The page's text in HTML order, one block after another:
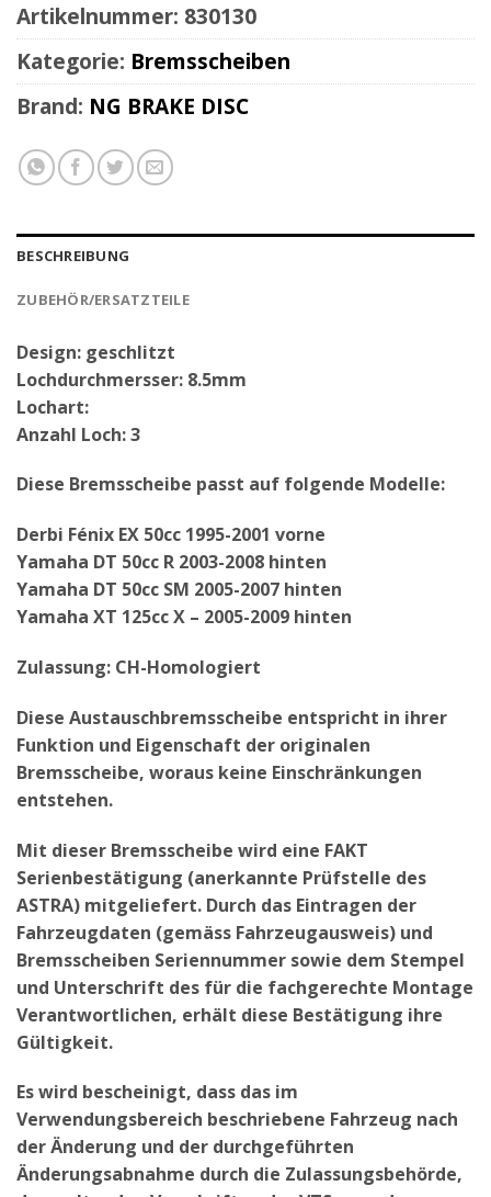
Artikelnummer: 830130
Kategorie: Bremsscheiben
Brand: NG BRAKE DISC
BESCHREIBUNG
ZUBEHÖR/ERSATZTEILE
Design: geschlitzt
Lochdurchmersser: 8.5mm
Lochart:
Anzahl Loch: 3
Diese Bremsscheibe passt auf folgende Modelle:
Derbi Fénix EX 50cc 1995-2001 vorne
Yamaha DT 50cc R 2003-2008 hinten
Yamaha DT 50cc SM 2005-2007 hinten
Yamaha XT 125cc X – 2005-2009 hinten
Zulassung: CH-Homologiert
Diese Austauschbremsscheibe entspricht in ihrer
Funktion und Eigenschaft der originalen
Bremsscheibe, woraus keine Einschränkungen
entstehen.
Mit dieser Bremsscheibe wird eine FAKT
Serienbestätigung (anerkannte Prüfstelle des
ASTRA) mitgeliefert. Durch das Eintragen der
Fahrzeugdaten (gemäss Fahrzeugausweis) und
Bremsscheiben Seriennummer sowie dem Stempel
und Unterschrift des für die fachgerechte Montage
Verantwortlichen, erhält diese Bestätigung ihre
Gültigkeit.
Es wird bescheinigt, dass das im
Verwendungsbereich beschriebene Fahrzeug nach
der Änderung und der durchgeführten
Änderungsabnahme durch die Zulassungsbehörde,